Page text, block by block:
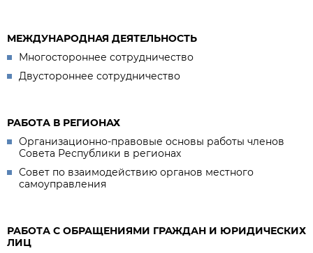
МЕЖДУНАРОДНАЯ ДЕЯТЕЛЬНОСТЬ
Многостороннее сотрудничество
Двустороннее сотрудничество
РАБОТА В РЕГИОНАХ
Организационно-правовые основы работы членов
Совета Республики в регионах
Совет по взаимодействию органов местного
самоуправления
РАБОТА С ОБРАЩЕНИЯМИ ГРАЖДАН И ЮРИДИЧЕСКИХ
ЛИЦ